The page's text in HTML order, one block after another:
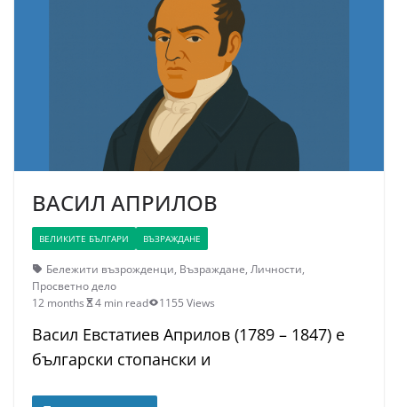
ВАСИЛ АПРИЛОВ
ВЕЛИКИТЕ БЪЛГАРИ ВЪЗРАЖДАНЕ
Бележити възрожденци, Възраждане, Личности,
Просветно дело
12 months
4 min read 1155 Views
Васил Евстатиев Априлов (1789 – 1847) е
български стопански и